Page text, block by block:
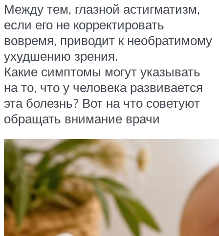
Между тем, глазной астигматизм,
если его не корректировать
вовремя, приводит к необратимому
ухудшению зрения.
Какие симптомы могут указывать
на то, что у человека развивается
эта болезнь? Вот на что советуют
обращать внимание врачи